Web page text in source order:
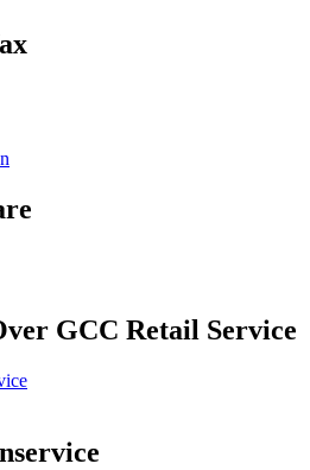
GCC Retail Service